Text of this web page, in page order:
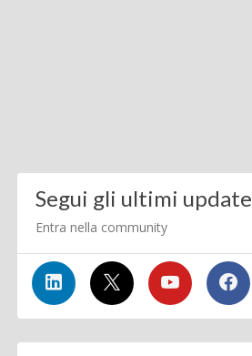
Segui gli ultimi update
Entra nella community